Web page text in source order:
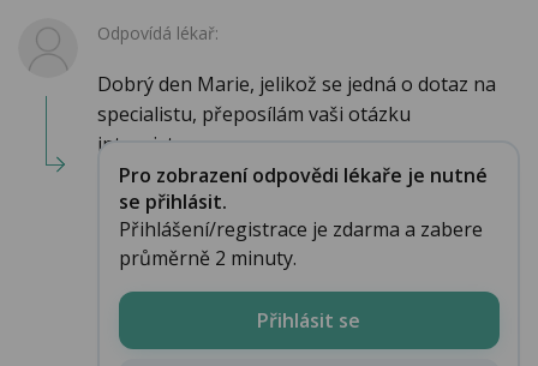
Odpovídá lékař:
Dobrý den Marie, jelikož se jedná o dotaz na
specialistu, přeposílám vaši otázku
internistov...
Pro zobrazení odpovědi lékaře je nutné
se přihlásit.
Přihlášení/registrace je zdarma a zabere
průměrně 2 minuty.
Přihlásit se